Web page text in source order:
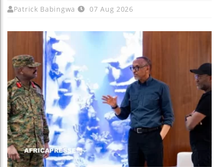
Patrick Babingwa 07 Aug 2026